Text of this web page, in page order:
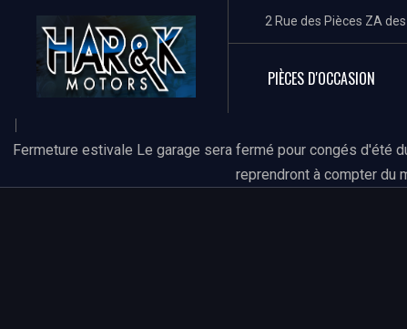
2 Rue des Pièces ZA
PIÈCES D'OCCASION
Fermeture estivale Le garage sera fermé pour congés d'été
reprendront à compter du